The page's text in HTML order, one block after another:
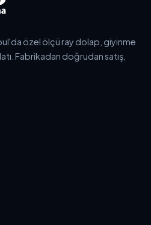
özel ölçü ray dolap, giyinme
Fabrikadan doğrudan satış,